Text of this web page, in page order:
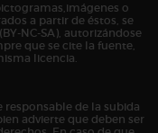
o
a partir de éstos, se
NC-SA), autorizándose
que se cite la fuente,
licencia.
responsable de la subida
advierte que deben ser